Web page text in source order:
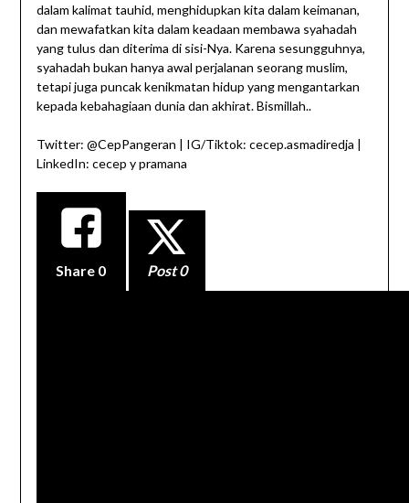
dalam kalimat tauhid, menghidupkan kita dalam keimanan,
dan mewafatkan kita dalam keadaan membawa syahadah
yang tulus dan diterima di sisi-Nya. Karena sesungguhnya,
syahadah bukan hanya awal perjalanan seorang muslim,
tetapi juga puncak kenikmatan hidup yang mengantarkan
kepada kebahagiaan dunia dan akhirat. Bismillah..
Twitter: @CepPangeran | IG/Tiktok: cecep.asmadiredja |
LinkedIn: cecep y pramana
Share 0 Post 0